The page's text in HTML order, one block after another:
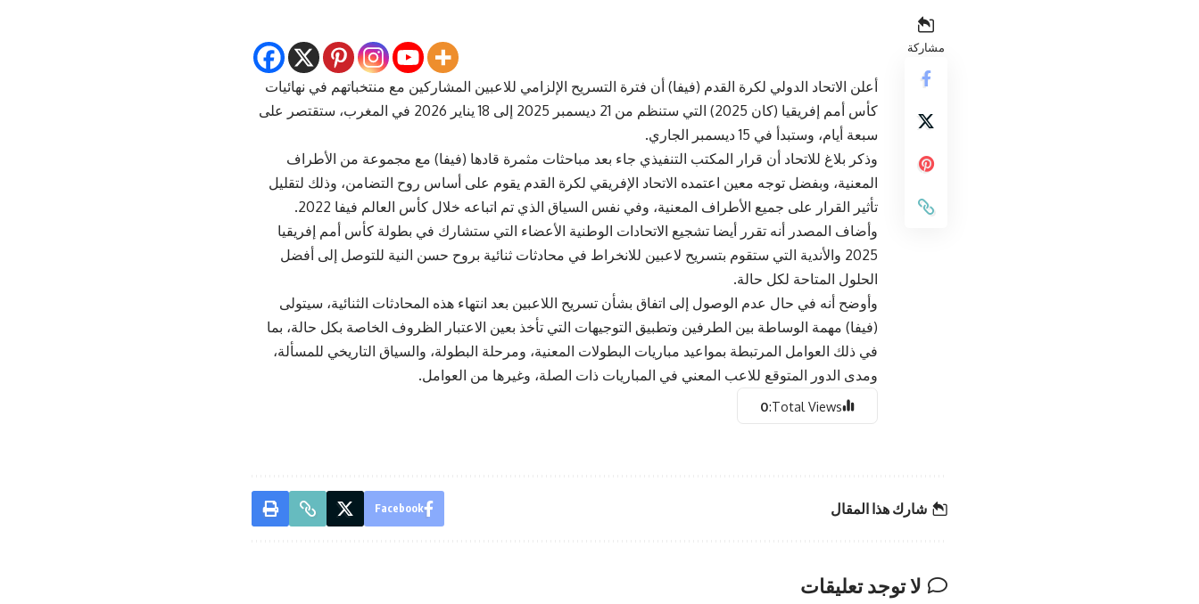
مشاركة
أعلن الاتحاد الدولي لكرة القدم (فيفا) أن فترة التسريح الإلزامي للاعبين المشاركين مع منتخباتهم في نهائيات
كأس أمم إفريقيا (كان 2025) التي ستنظم من 21 ديسمبر 2025 إلى 18 يناير 2026 في المغرب، ستقتصر على
سبعة أيام، وستبدأ في 15 ديسمبر الجاري.
وذكر بلاغ للاتحاد أن قرار المكتب التنفيذي جاء بعد مباحثات مثمرة قادها (فيفا) مع مجموعة من الأطراف
المعنية، وبفضل توجه معين اعتمده الاتحاد الإفريقي لكرة القدم يقوم على أساس روح التضامن، وذلك لتقليل
تأثير القرار على جميع الأطراف المعنية، وفي نفس السياق الذي تم اتباعه خلال كأس العالم فيفا 2022.
وأضاف المصدر أنه تقرر أيضا تشجيع الاتحادات الوطنية الأعضاء التي ستشارك في بطولة كأس أمم إفريقيا
2025 والأندية التي ستقوم بتسريح لاعبين للانخراط في محادثات ثنائية بروح حسن النية للتوصل إلى أفضل
الحلول المتاحة لكل حالة.
وأوضح أنه في حال عدم الوصول إلى اتفاق بشأن تسريح اللاعبين بعد انتهاء هذه المحادثات الثنائية، سيتولى
(فيفا) مهمة الوساطة بين الطرفين وتطبيق التوجيهات التي تأخذ بعين الاعتبار الظروف الخاصة بكل حالة، بما
في ذلك العوامل المرتبطة بمواعيد مباريات البطولات المعنية، ومرحلة البطولة، والسياق التاريخي للمسألة،
ومدى الدور المتوقع للاعب المعني في المباريات ذات الصلة، وغيرها من العوامل.
Total Views:
0
شارك هذا المقال Facebook
لا توجد تعليقات